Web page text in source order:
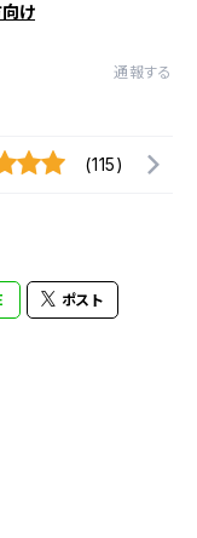
け
通報する
(115)
ポスト